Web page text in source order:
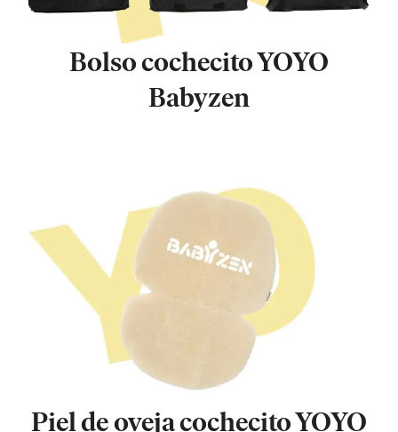
Bolso cochecito YOYO
Babyzen
Piel de oveja cochecito YOYO